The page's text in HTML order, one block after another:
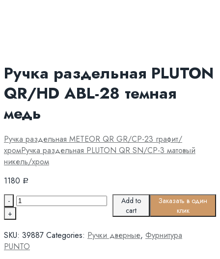
Ручка раздельная PLUTON
QR/HD ABL-28 темная
медь
Ручка раздельная METEOR QR GR/CP-23 графит/
хромРучка раздельная PLUTON QR SN/CP-3 матовый
никель/хром
1180
Р
Quantity
Add to
cart
Заказать в один
клик
SKU: 39887 Categories: Ручки дверные, Фурнитура
PUNTO